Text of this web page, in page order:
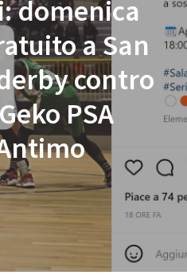
domenica
a San
contro
PSA